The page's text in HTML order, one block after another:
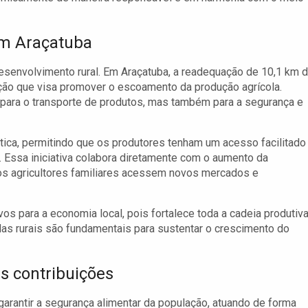
Araçatuba
rural. Em Araçatuba, a readequação de 10,1 km
que visa promover o escoamento da produção agrícola.
o transporte de produtos, mas também para a segurança e
permitindo que os produtores tenham um acesso facilitado
iniciativa colabora diretamente com o aumento da
agricultores familiares acessem novos mercados e
para a economia local, pois fortalece toda a cadeia produtiva
rurais são fundamentais para sustentar o crescimento do
contribuições
a segurança alimentar da população, atuando de forma